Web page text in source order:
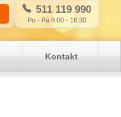
511 119 990
Po - Pá 8:00 - 16:30
Kontakt